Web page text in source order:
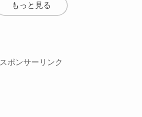
もっと見る
スポンサーリンク